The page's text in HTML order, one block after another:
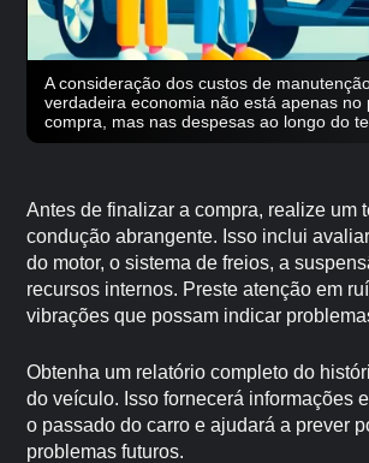
A consideração dos custos de
verdadeira economia não está apenas no
compra, mas nas despesas ao longo do
Antes de finalizar a compra, realize um
condução abrangente. Isso inclui
do motor, o sistema de freios, a
recursos internos. Preste atenção em
vibrações que possam indicar
Obtenha um relatório completo do
do veículo. Isso fornecerá informações
o passado do carro e ajudará a prever
problemas futuros.